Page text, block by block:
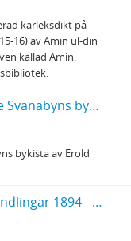
kärleksdikt på
16) av Amin ul-din
kallad Amin.
Avskrifter av handlingar tillhörande Svanabyns byakista
bykista av Erold
Skellefteå fattigvårdskommittés handlingar 1894 - 1898